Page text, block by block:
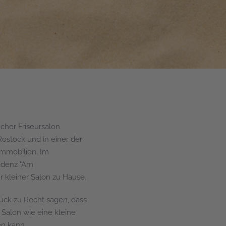
Friseursalon
und in einer der
Im
"Am
kleiner Salon zu Hause.
zu Recht sagen, dass
wie eine kleine